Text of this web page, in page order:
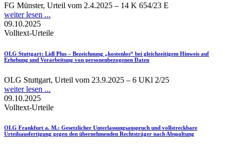
FG Münster, Urteil vom 2.4.2025 – 14 K 654/23 E
weiter lesen ...
09.10.2025
Volltext-Urteile
OLG Stuttgart: Lidl Plus – Bezeichnung „kostenlos“ bei gleichzeitigem Hinweis auf
Erhebung und Verarbeitung von personenbezogenen Daten
OLG Stuttgart, Urteil vom 23.9.2025 – 6 UKl 2/25
weiter lesen ...
09.10.2025
Volltext-Urteile
OLG Frankfurt a. M.: Gesetzlicher Unterlassungsanspruch und vollstreckbare
Urteilsausfertigung gegen den übernehmenden Rechtsträger nach Abspaltung